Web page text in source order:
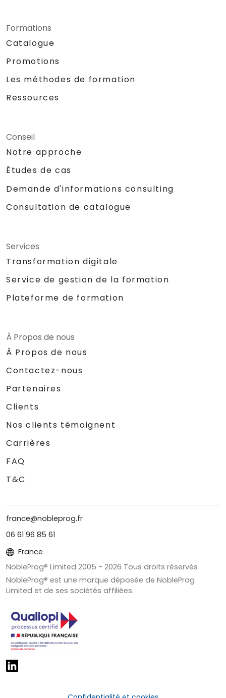
Formations
Catalogue
Promotions
Les méthodes de formation
Ressources
Conseil
Notre approche
Études de cas
Demande d'informations consulting
Consultation de catalogue
Services
Transformation digitale
Service de gestion de la formation
Plateforme de formation
À Propos de nous
À Propos de nous
Contactez-nous
Partenaires
Clients
Nos clients témoignent
Carrières
FAQ
T&C
france@nobleprog.fr
06 61 96 85 61
France
NobleProg® Limited 2005 - 2026 Tous droits réservés
NobleProg® est une marque déposée de NobleProg
Limited et de ses sociétés affiliées.